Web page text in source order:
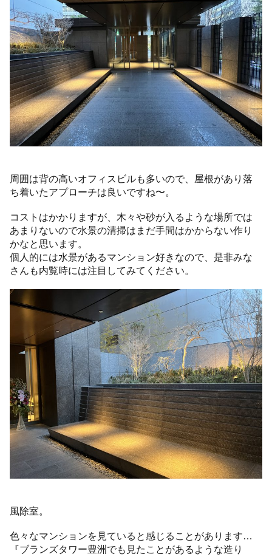
周囲は背の高いオフィスビルも多いので、屋根があり落
ち着いたアプローチは良いですね〜。
コストはかかりますが、木々や砂が入るような場所では
あまりないので水景の清掃はまだ手間はかからない作り
かなと思います。
個人的には水景があるマンション好きなので、是非みな
さんも内覧時には注目してみてください。
風除室。
色々なマンションを見ていると感じることがあります…
『ブランズタワー豊洲でも見たことがあるような造り